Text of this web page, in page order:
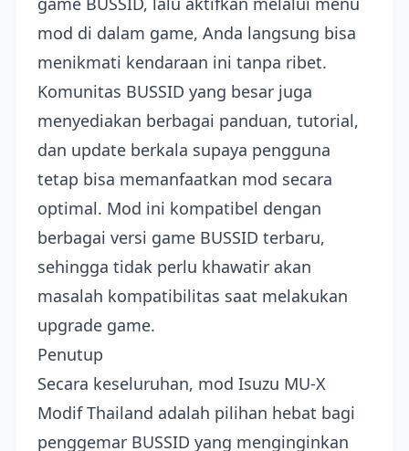
mod di dalam game, Anda langsung bisa
menikmati kendaraan ini tanpa ribet.
Komunitas BUSSID yang besar juga
menyediakan berbagai panduan, tutorial,
dan update berkala supaya pengguna
tetap bisa memanfaatkan mod secara
optimal. Mod ini kompatibel dengan
berbagai versi game BUSSID terbaru,
sehingga tidak perlu khawatir akan
masalah kompatibilitas saat melakukan
upgrade game.
Penutup
Secara keseluruhan, mod Isuzu MU-X
Modif Thailand adalah pilihan hebat bagi
penggemar BUSSID yang menginginkan